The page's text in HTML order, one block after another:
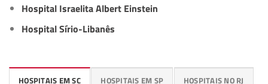
Hospital Israelita Albert Einstein
Hospital Sírio-Libanês
HOSPITAIS EM SC HOSPITAIS EM SP HOSPITAIS NO RJ